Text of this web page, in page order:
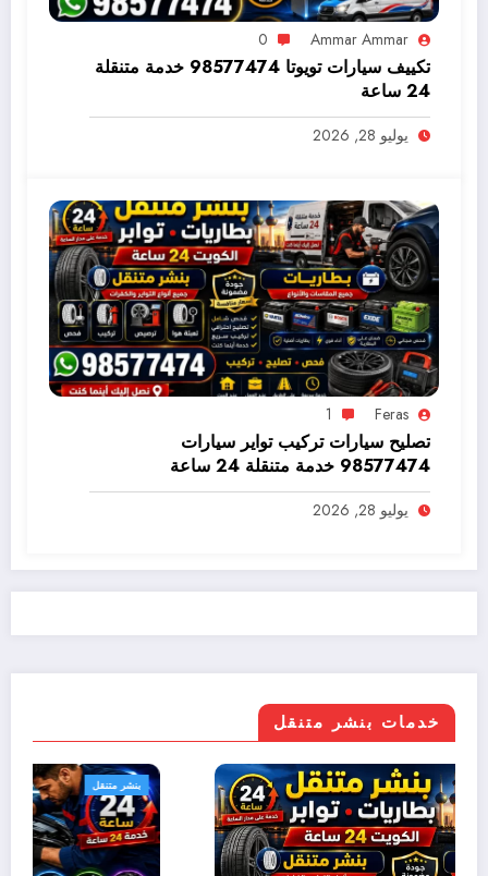
Ammar Ammar
0
تكييف سيارات تويوتا 98577474 خدمة متنقلة
24 ساعة
يوليو 28, 2026
Feras
1
تصليح سيارات تركيب تواير سيارات
98577474 خدمة متنقلة 24 ساعة
يوليو 28, 2026
خدمات بنشر متنقل
بنشر متنقل